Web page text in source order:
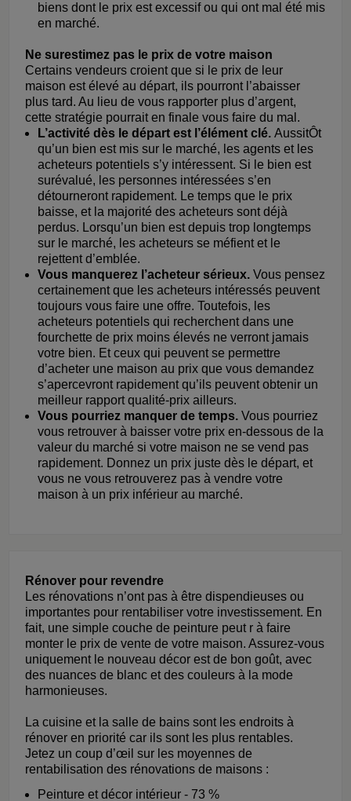
biens dont le prix est excessif ou qui ont mal été mis
en marché.
Ne surestimez pas le prix de votre maison
Certains vendeurs croient que si le prix de leur
maison est élevé au départ, ils pourront l’abaisser
plus tard. Au lieu de vous rapporter plus d’argent,
cette stratégie pourrait en finale vous faire du mal.
L’activité dès le départ est l’élément clé.AussitÔt
qu’un bien est mis sur le marché, les agents et les
acheteurs potentiels s’y intéressent. Si le bien est
surévalué, les personnes intéressées s’en
détourneront rapidement. Le temps que le prix
baisse, et la majorité des acheteurs sont déjà
perdus. Lorsqu’un bien est depuis trop longtemps
sur le marché, les acheteurs se méfient et le
rejettent d’emblée.
Vous manquerez l’acheteur sérieux.Vous pensez
certainement que les acheteurs intéressés peuvent
toujours vous faire une offre. Toutefois, les
acheteurs potentiels qui recherchent dans une
fourchette de prix moins élevés ne verront jamais
votre bien. Et ceux qui peuvent se permettre
d’acheter une maison au prix que vous demandez
s’apercevront rapidement qu’ils peuvent obtenir un
meilleur rapport qualité-prix ailleurs.
Vous pourriez manquer de temps.Vous pourriez
vous retrouver à baisser votre prix en-dessous de la
valeur du marché si votre maison ne se vend pas
rapidement. Donnez un prix juste dès le départ, et
vous ne vous retrouverez pas à vendre votre
maison à un prix inférieur au marché.
Rénover pour revendre
Les rénovations n’ont pas à être dispendieuses ou
importantes pour rentabiliser votre investissement. En
fait, une simple couche de peinture peut r à faire
monter le prix de vente de votre maison. Assurez-vous
uniquement le nouveau décor est de bon goût, avec
des nuances de blanc et des couleurs à la mode
harmonieuses.
La cuisine et la salle de bains sont les endroits à
rénover en priorité car ils sont les plus rentables.
Jetez un coup d’œil sur les moyennes de
rentabilisation des rénovations de maisons :
Peinture et décor intérieur - 73 %